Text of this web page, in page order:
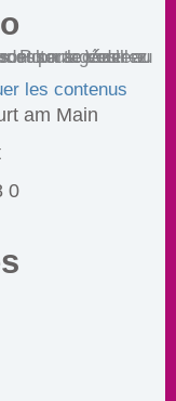
les contenus
am Main
0